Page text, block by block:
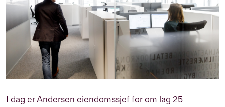
I dag er Andersen eiendomssjef for om lag 25